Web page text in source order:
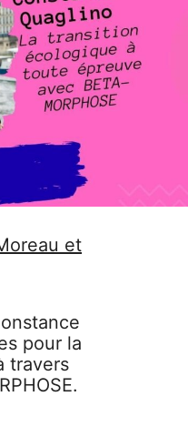
et
pour la
travers